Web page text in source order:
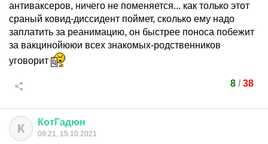
антиваксеров, ничего не поменяется... как только этот
сраный ковид-диссидент поймет, сколько ему надо
заплатить за реанимацию, он быстрее поноса побежит
за вакцинойююи всех знакомых-родственников
уговорит
8 / 38
К КотГадюн
09:21, 15.10.2021